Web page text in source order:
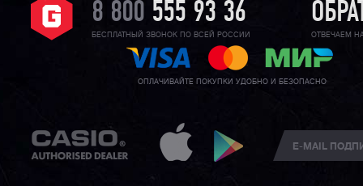
8 800 555 93 36
БЕСПЛАТНЫЙ ЗВОНОК ПО ВСЕЙ РОССИИ ОТВЕЧАЕМ
ОПЛАЧИВАЙТЕ ПОКУПКИ УДОБНО И БЕЗОПАСНО